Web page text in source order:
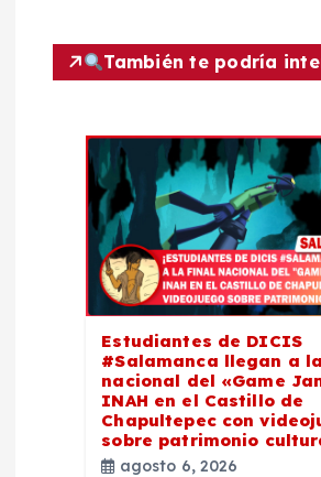
c
También te podría
Estudiantes de DICIS
#Salamanca llegan a
nacional del «Game
INAH en el Castillo de
Chapultepec con
sobre patrimonio
agosto 6, 2026